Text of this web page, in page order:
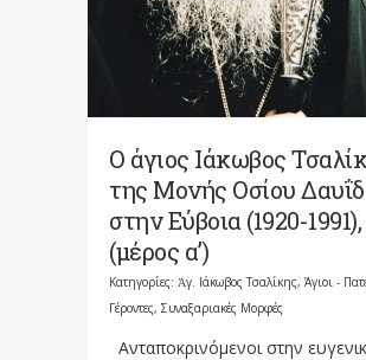
Ο άγιος Ιάκωβος
της Μονής Οσίου Δαυΐδ
στην Εύβοια (1920-1991),
(μέρος α’)
Κατηγορίες: Ἀγ. Ιάκωβος Τσαλίκης, Άγιοι -
Γέροντες, Συναξαριακές Μορφές
Ανταποκρινόμενοι στην